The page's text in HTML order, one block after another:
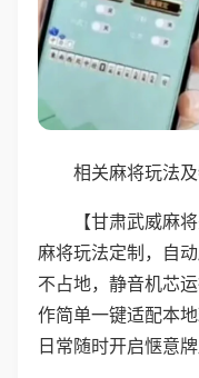
相关麻将玩法
【甘肃武威麻
麻将玩法定制，自
不占地，静音机芯
作简单一键适配本
日常随时开启惬意牌